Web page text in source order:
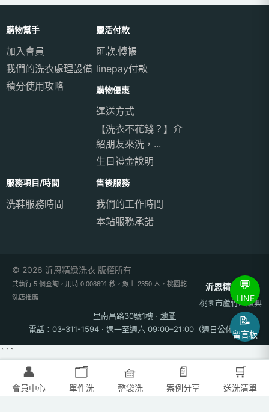
購物幫手
加入會員
我們的洗衣處理設備
積分使用攻略
靈活付款
匯款.轉帳
linepay付款
購物優惠
運送方式
【洗衣不花錢？】介
紹朋友來洗，...
生日禮金說明
服務項目/時間
洗鞋服務時間
售後服務
我們的工作時間
本站服務承諾
© 2026 沂恩精緻洗衣 版權所有
共執行 5 個查詢，用時 0.008691 秒，線上 2350 人，桃園乾
洗店推薦
沂恩精緻洗衣
桃園市蘆竹區順興
里南昌路30號1樓 · 地圖
電話： 03-311-1594· 週一至週六 09:00–21:00（週日公休）
👤
會員中心
🗂️
單件洗
🧺
整袋洗
📄
案例分享
🛒
送洗清單
💬
LINE
📝
留言板
```